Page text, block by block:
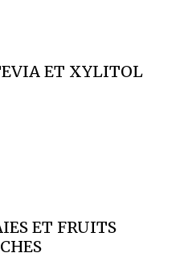
ET XYLITOL
ET FRUITS